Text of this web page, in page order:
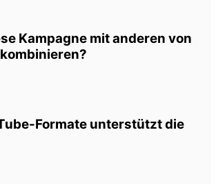
Kampagne mit anderen von
Formate unterstützt die